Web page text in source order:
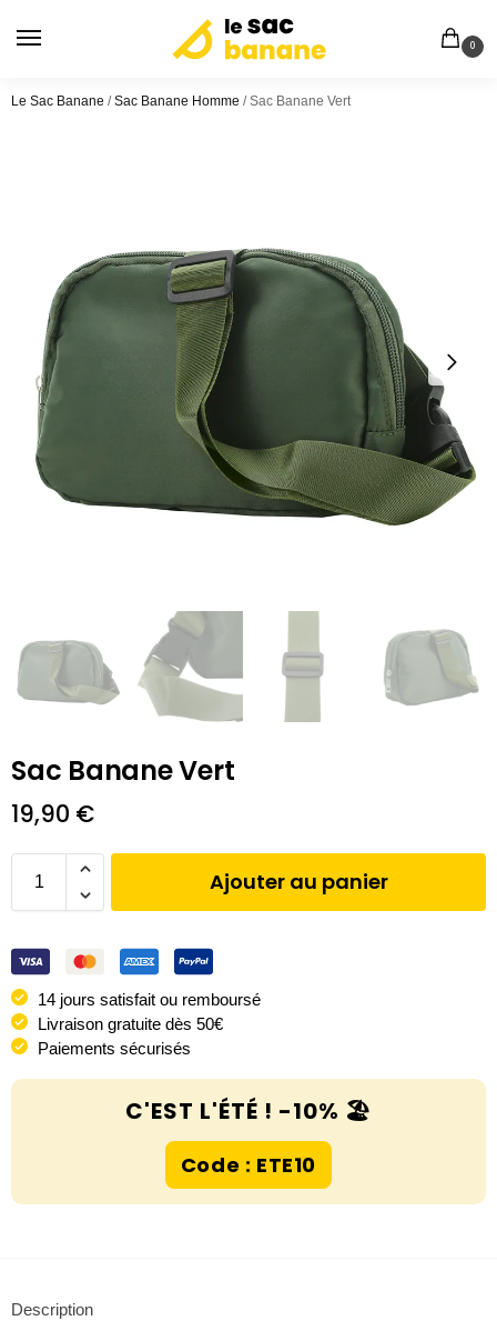
0
Le Sac Banane /Sac Banane Homme /Sac Banane Vert
Sac Banane Vert
19,90 €
Ajouter au panier
14 jours satisfait ou remboursé
Livraison gratuite dès 50€
Paiements sécurisés
C'EST L'ÉTÉ ! -10% 🏖️
Code : ETE10
Description